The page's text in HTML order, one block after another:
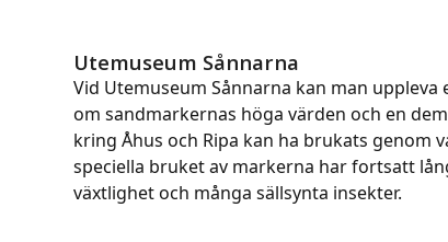
Utemuseum Sånnarna
Vid Utemuseum Sånnarna kan man
om sandmarkernas höga värden och en
kring Åhus och Ripa kan ha brukats genom
speciella bruket av markerna har fortsatt
växtlighet och många sällsynta insekter.